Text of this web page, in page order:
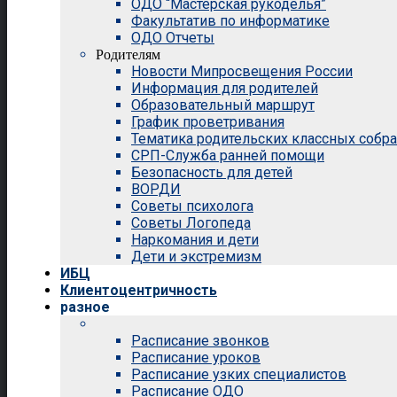
ОДО “Мастерская рукоделья”
Факультатив по информатике
ОДО Отчеты
Родителям
Новости Мипросвещения России
Информация для родителей
Образовательный маршрут
График проветривания
Тематика родительских классных
СРП-Служба ранней помощи
Безопасность для детей
ВОРДИ
Советы психолога
Советы Логопеда
Наркомания и дети
Дети и экстремизм
ИБЦ
Клиентоцентричность
разное
Расписание звонков
Расписание уроков
Расписание узких специалистов
Расписание ОДО